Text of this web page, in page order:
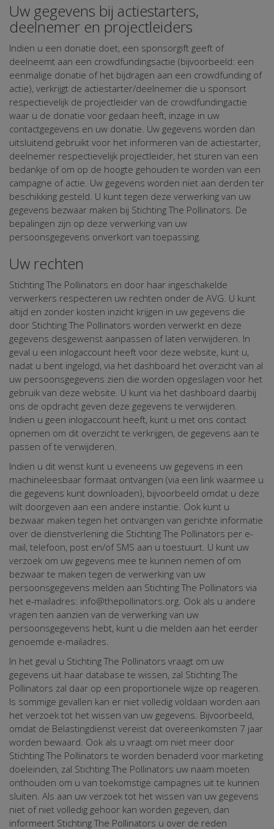
Uw gegevens bij actiestarters,
deelnemer en projectleiders
Indien u een donatie doet, een sponsorgift geeft of
deelneemt aan een crowdfundingsactie (bijvoorbeeld: een
eenmalige donatie of het bijdragen aan een crowdfunding of
actie), verkrijgt de actiestarter/deelnemer die u sponsort
respectievelijk de projectleider van de crowdfundingactie
waar u de donatie voor gedaan heeft, inzage in uw
contactgegevens en uw donatie. Uw gegevens worden dan
uitsluitend gebruikt voor het informeren van de actiestarter,
deelnemer respectievelijk projectleider, het sturen van een
bedankje of om op de hoogte gehouden te worden van een
campagne of actie. Uw gegevens worden niet aan derden ter
beschikking gesteld. U kunt tegen deze verwerking van uw
gegevens bezwaar maken bij Stichting The Pollinators. De
bepalingen zijn op deze verwerking van uw
persoonsgegevens onverkort van toepassing.
Uw rechten
Stichting The Pollinators en door haar ingeschakelde
verwerkers respecteren uw rechten onder de AVG. U kunt
altijd en zonder kosten inzicht krijgen in uw gegevens die
door Stichting The Pollinators worden verwerkt en deze
gegevens desgewenst aanpassen of laten verwijderen. In
geval u een inlogaccount heeft voor deze website, kunt u,
nadat u bent ingelogd, via het dashboard het overzicht van al
uw persoonsgegevens zien die worden opgeslagen voor het
gebruik van deze website. U kunt via het dashboard daarbij
ons de opdracht geven deze gegevens te verwijderen.
Indien u geen inlogaccount heeft, kunt u met ons contact
opnemen om dit overzicht te verkrijgen, de gegevens aan te
passen of te verwijderen.
Indien u dit wenst kunt u eveneens uw gegevens in een
machineleesbaar formaat ontvangen (via een link waarmee u
die gegevens kunt downloaden), bijvoorbeeld omdat u deze
wilt doorgeven aan een andere instantie. Ook kunt u
bezwaar maken tegen het ontvangen van gerichte informatie
over de dienstverlening die Stichting The Pollinators per e-
mail, telefoon, post en/of SMS aan u toestuurt. U kunt uw
verzoek om uw gegevens mee te kunnen nemen of om
bezwaar te maken tegen de verwerking van uw
persoonsgegevens melden aan Stichting The Pollinators via
het e-mailadres: info@thepollinators.org. Ook als u andere
vragen ten aanzien van de verwerking van uw
persoonsgegevens hebt, kunt u die melden aan het eerder
genoemde e-mailadres.
In het geval u Stichting The Pollinators vraagt om uw
gegevens uit haar database te wissen, zal Stichting The
Pollinators zal daar op een proportionele wijze op reageren.
Is sommige gevallen kan er niet volledig voldaan worden aan
het verzoek tot het wissen van uw gegevens. Bijvoorbeeld,
omdat de Belastingdienst vereist dat overeenkomsten 7 jaar
worden bewaard. Ook als u vraagt om niet meer door
Stichting The Pollinators te worden benaderd voor marketing
doeleinden, zal Stichting The Pollinators uw naam moeten
onthouden om u van toekomstige campagnes uit te kunnen
sluiten. Als aan uw verzoek tot het wissen van uw gegevens
niet of niet volledig gehoor kan worden gegeven, dan
informeert Stichting The Pollinators u over de reden